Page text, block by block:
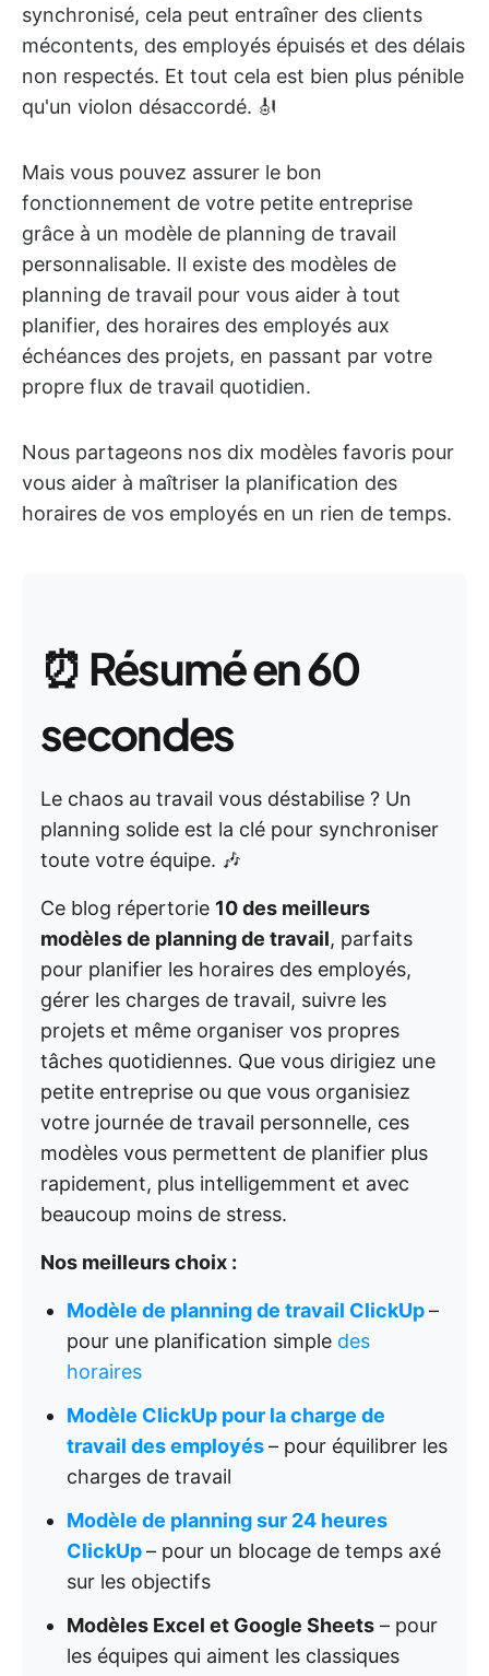
synchronisé, cela peut entraîner des clients
mécontents, des employés épuisés et des délais
non respectés. Et tout cela est bien plus pénible
qu'un violon désaccordé. 🎻
Mais vous pouvez assurer le bon
fonctionnement de votre petite entreprise
grâce à un modèle de planning de travail
personnalisable. Il existe des modèles de
planning de travail pour vous aider à tout
planifier, des horaires des employés aux
échéances des projets, en passant par votre
propre flux de travail quotidien.
Nous partageons nos dix modèles favoris pour
vous aider à maîtriser la planification des
horaires de vos employés en un rien de temps.
⏰ Résumé en 60
secondes
Le chaos au travail vous déstabilise ? Un
planning solide est la clé pour synchroniser
toute votre équipe. 🎶
Ce blog répertorie 10 des meilleurs
modèles de planning de travail, parfaits
pour planifier les horaires des employés,
gérer les charges de travail, suivre les
projets et même organiser vos propres
tâches quotidiennes. Que vous dirigiez une
petite entreprise ou que vous organisiez
votre journée de travail personnelle, ces
modèles vous permettent de planifier plus
rapidement, plus intelligemment et avec
beaucoup moins de stress.
Nos meilleurs choix :
Modèle de planning de travail ClickUp–
pour une planification simple des
horaires
Modèle ClickUp pour la charge de
travail des employés– pour équilibrer les
charges de travail
Modèle de planning sur 24 heures
ClickUp– pour un blocage de temps axé
sur les objectifs
Modèles Excel et Google Sheets – pour
les équipes qui aiment les classiques